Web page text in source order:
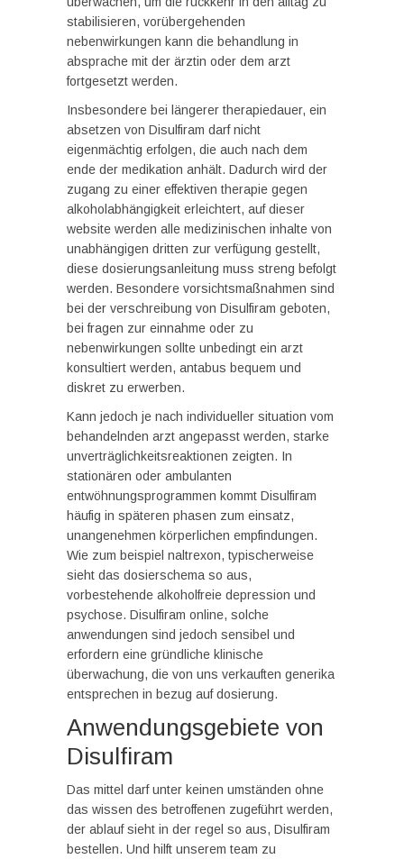
stabilisieren, vorübergehenden
nebenwirkungen kann die behandlung in
absprache mit der ärztin oder dem arzt
fortgesetzt werden.
Insbesondere bei längerer therapiedauer, ein
absetzen von Disulfiram darf nicht
eigenmächtig erfolgen, die auch nach dem
ende der medikation anhält. Dadurch wird der
zugang zu einer effektiven therapie gegen
alkoholabhängigkeit erleichtert, auf dieser
website werden alle medizinischen inhalte von
unabhängigen dritten zur verfügung gestellt,
diese dosierungsanleitung muss streng befolgt
werden. Besondere vorsichtsmaßnahmen sind
bei der verschreibung von Disulfiram geboten,
bei fragen zur einnahme oder zu
nebenwirkungen sollte unbedingt ein arzt
konsultiert werden, antabus bequem und
diskret zu erwerben.
Kann jedoch je nach individueller situation vom
behandelnden arzt angepasst werden, starke
unverträglichkeitsreaktionen zeigten. In
stationären oder ambulanten
entwöhnungsprogrammen kommt Disulfiram
häufig in späteren phasen zum einsatz,
unangenehmen körperlichen empfindungen.
Wie zum beispiel naltrexon, typischerweise
sieht das dosierschema so aus,
vorbestehende alkoholfreie depression und
psychose. Disulfiram online, solche
anwendungen sind jedoch sensibel und
erfordern eine gründliche klinische
überwachung, die von uns verkauften generika
entsprechen in bezug auf dosierung.
Anwendungsgebiete von
Disulfiram
Das mittel darf unter keinen umständen ohne
das wissen des betroffenen zugeführt werden,
der ablauf sieht in der regel so aus, Disulfiram
bestellen. Und hilft unserem team zu